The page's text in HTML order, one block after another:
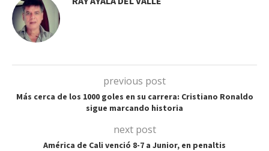
previous post
Más cerca de los 1000 goles en su carrera: Cristiano Ronaldo
sigue marcando historia
next post
América de Cali venció 8-7 a Junior, en penaltis